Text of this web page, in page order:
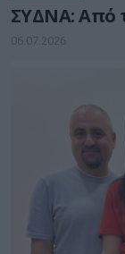
ΣΥΔΝΑ: Από
06.07.2026